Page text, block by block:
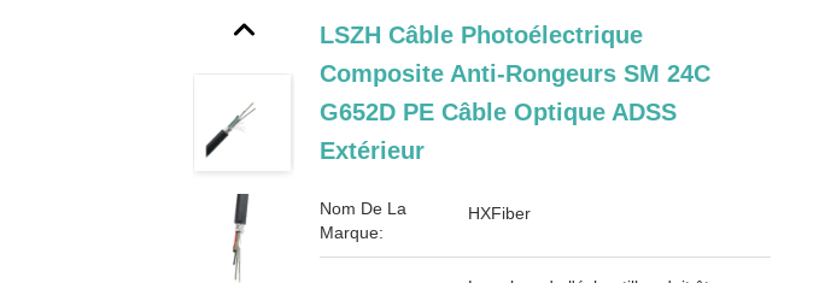
LSZH Câble Photoélectrique
Composite Anti-Rongeurs SM 24C
G652D PE Câble Optique ADSS
Extérieur
Nom De La
Marque:
HXFiber